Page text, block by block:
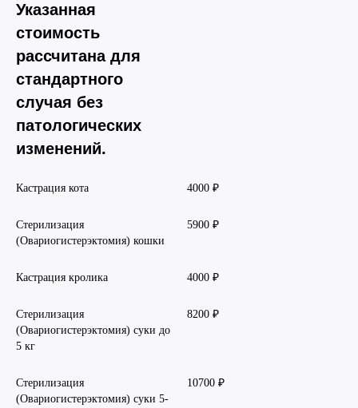
Указанная
стоимость
рассчитана для
стандартного
случая без
патологических
изменений.
Кастрация кота 4000 ₽
Стерилизация
(Овариогистерэктомия) кошки
5900 ₽
Кастрация кролика 4000 ₽
Стерилизация
(Овариогистерэктомия) суки до
5 кг
8200 ₽
Стерилизация
(Овариогистерэктомия) суки 5-
10700 ₽